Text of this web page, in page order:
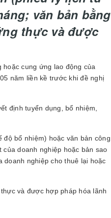
văn bản bằng
thực và được
cung ứng lao động của
năm liền kề trước khi đề nghị
định tuyển dụng, bổ nhiệm,
bổ nhiệm) hoặc văn bản công
doanh nghiệp hoặc bản sao
nghiệp cho thuê lại hoặc
và được hợp pháp hóa lãnh